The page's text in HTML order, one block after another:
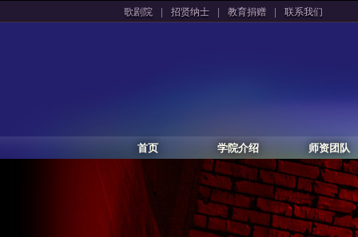
歌剧院 | 招贤纳士 | 教育捐赠 | 联系我们
首页 学院介绍 师资团队